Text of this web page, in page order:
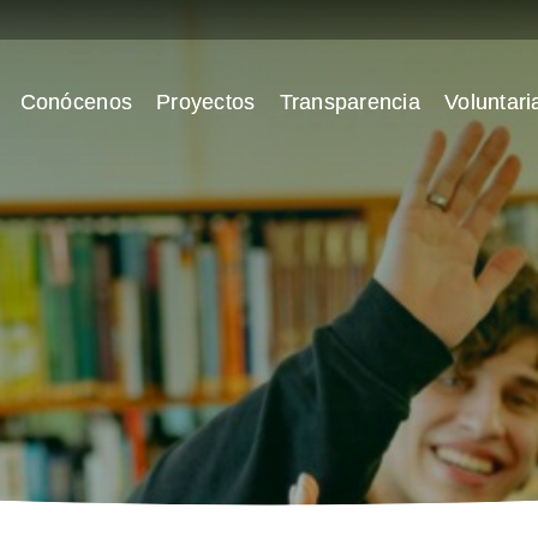
Conócenos Proyectos Transparencia